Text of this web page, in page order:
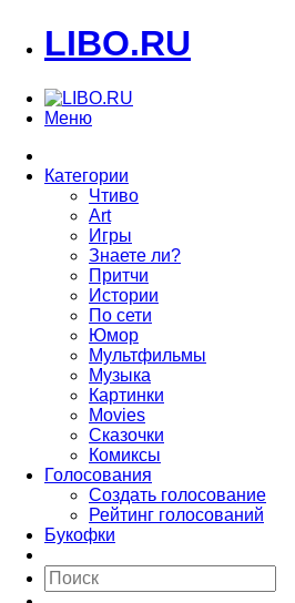
LIBO.RU
Меню
Категории
Чтиво
Art
Игры
Знаете ли?
Притчи
Истории
По сети
Юмор
Мультфильмы
Музыка
Картинки
Movies
Сказочки
Комиксы
Голосования
Создать голосование
Рейтинг голосований
Букофки